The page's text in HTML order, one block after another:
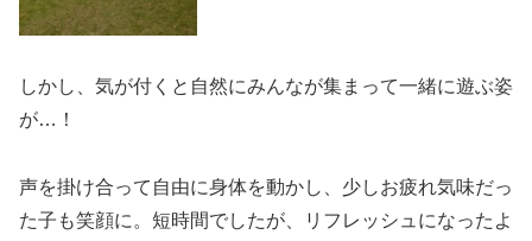
しかし、気が付くと自然にみんなが集まって一緒に遊ぶ姿
が…！
声を掛け合って自由に身体を動かし、少しお疲れ気味だっ
た子も笑顔に。短時間でしたが、リフレッシュになったよ